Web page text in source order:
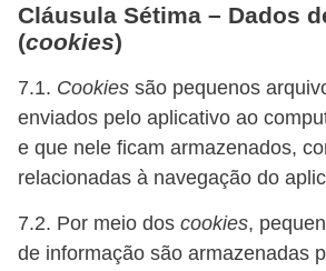
Cláusula Sétima – Dados
(cookies)
7.1. Cookies são pequenos
enviados pelo aplicativo ao
e que nele ficam armazenados,
relacionadas à navegação do
7.2. Por meio dos cookies,
de informação são armazenadas